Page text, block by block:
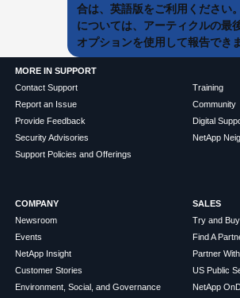
合は、英語版をご利用ください
については、アーティクルの最
オプションを使用して報告できま
MORE IN SUPPORT
Contact Support
Report an Issue
Provide Feedback
Security Advisories
Support Policies and Offerings
Training
Community
Digital
NetApp
COMPANY
Newsroom
Events
NetApp Insight
Customer Stories
Environment, Social, and Governance
SALES
Try and Buy
Find A
Partner
US Public
NetApp